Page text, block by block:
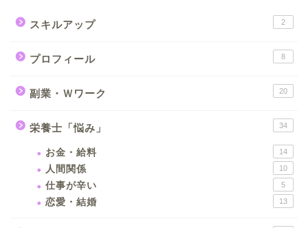
スキルアップ 2
プロフィール 8
副業・Ｗワーク 20
栄養士「悩み」 34
お金・給料 14
人間関係 10
仕事が辛い 5
恋愛・結婚 13